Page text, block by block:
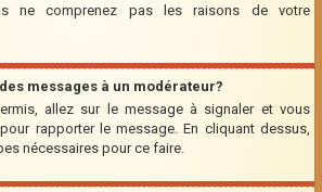
ne comprenez pas les raisons de votre
messages à un modérateur?
allez sur le message à signaler et vous
rapporter le message. En cliquant dessus,
nécessaires pour ce faire.